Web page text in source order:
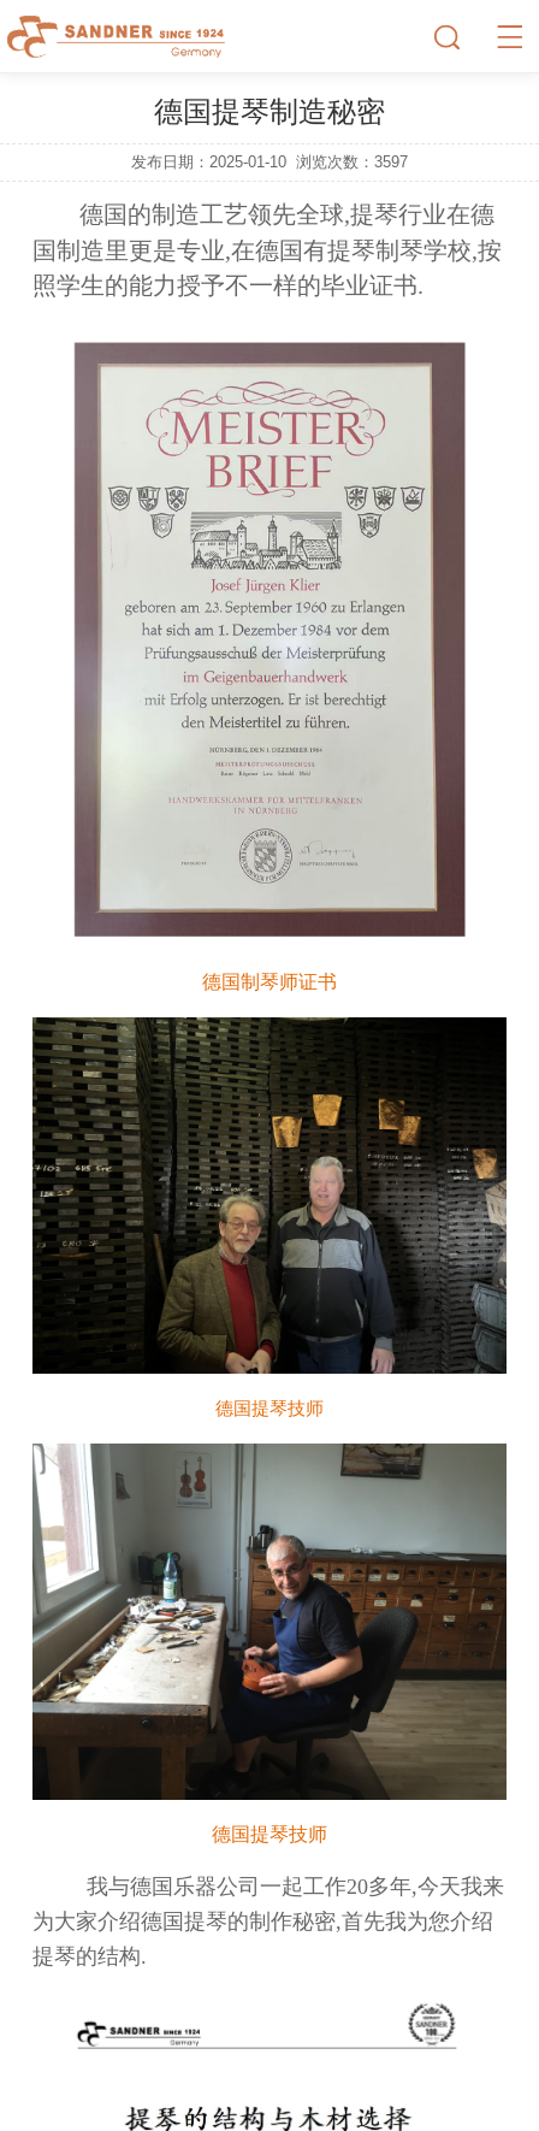
德国提琴制造秘密
发布日期：2025-01-10 浏览次数： 3597
德国的制造工艺领先全球,提琴行业在德
国制造里更是专业,在德国有提琴制琴学校,按
照学生的能力授予不一样的毕业证书.
德国制琴师证书
德国提琴技师
德国提琴技师
我与德国乐器公司一起工作20多年,今天我来
为大家介绍德国提琴的制 作秘密,首先我为您介绍
提琴的结构.